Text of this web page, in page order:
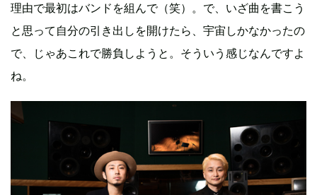
理由で最初はバンドを組んで（笑）。で、いざ曲を書こう
と思って自分の引き出しを開けたら、宇宙しかなかったの
で、じゃあこれで勝負しようと。そういう感じなんですよ
ね。